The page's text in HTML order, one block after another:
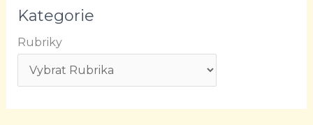
Kategorie
Rubriky